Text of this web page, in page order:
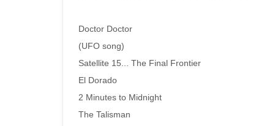
Doctor Doctor
(UFO song)
Satellite 15... The Final Frontier
El Dorado
2 Minutes to Midnight
The Talisman